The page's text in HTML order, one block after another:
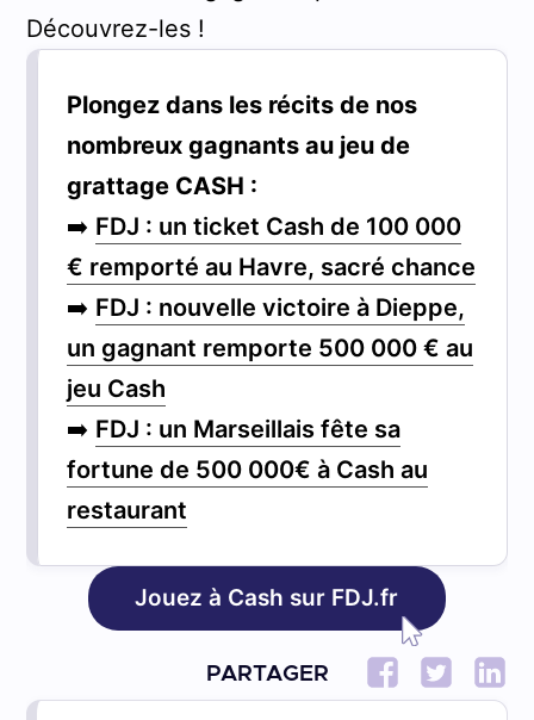
Découvrez-les !
Plongez dans les récits de nos
nombreux gagnants au jeu de
grattage CASH :
➡️ FDJ : un ticket Cash de 100 000
€ remporté au Havre, sacré chance
➡️ FDJ : nouvelle victoire à Dieppe,
un gagnant remporte 500 000 € au
jeu Cash
➡️ FDJ : un Marseillais fête sa
fortune de 500 000€ à Cash au
restaurant
Jouez à Cash sur FDJ.fr
PARTAGER